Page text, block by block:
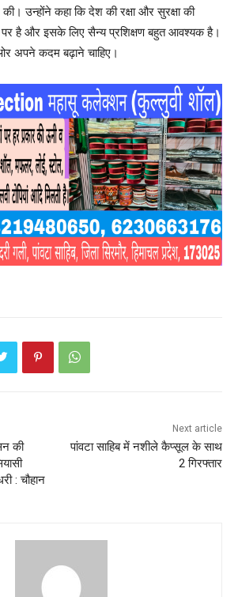
उन्होंने कहा कि देश की रक्षा और सुरक्षा की
पर है और इसके लिए सैन्य प्रशिक्षण बहुत आवश्यक है।
ओर अपने कदम बढ़ाने चाहिए।
की
: चौहान
Next article
पांवटा साहिब में नशीले कैप्सूल के साथ
2 गिरफ्तार